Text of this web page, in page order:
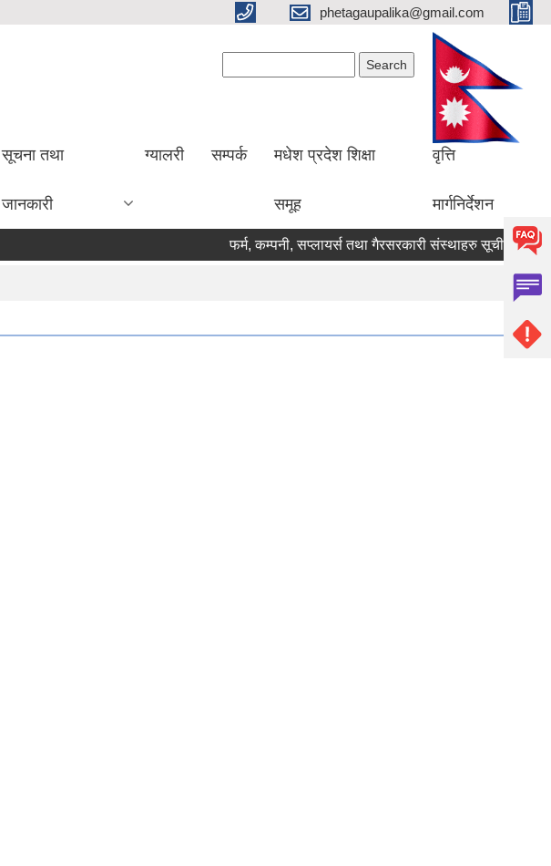
phetagaupalika@gmail.com
सूचना तथा
जानकारी
ग्यालरी सम्पर्क मधेश प्रदेश शिक्षा
समूह
वृत्ति
मार्गनिर्देशन
फर्म, कम्पनी, सप्लायर्स तथा गैरसरकारी संस्थाहरु सूचीकृत गर्ने